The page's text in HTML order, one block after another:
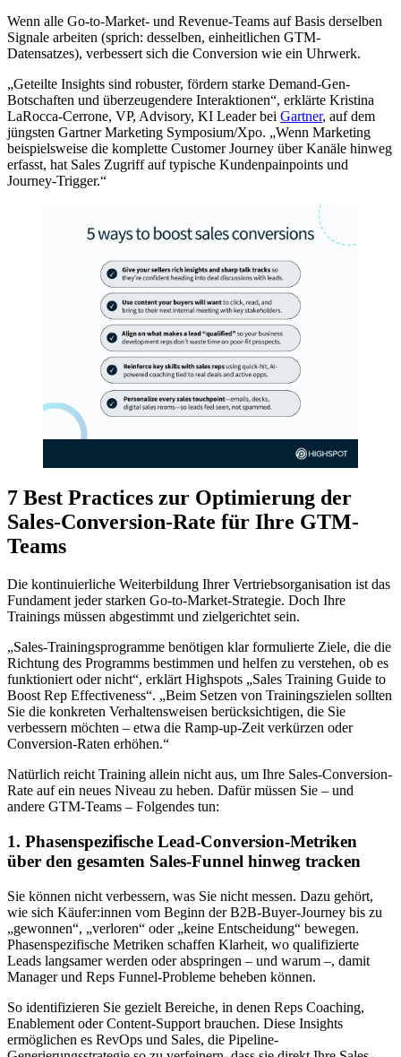
Wenn alle Go-to-Market- und Revenue-Teams auf Basis derselben
Signale arbeiten (sprich: desselben, einheitlichen GTM-
Datensatzes), verbessert sich die Conversion wie ein Uhrwerk.
„Geteilte Insights sind robuster, fördern starke Demand-Gen-
Botschaften und überzeugendere Interaktionen“, erklärte Kristina
LaRocca-Cerrone, VP, Advisory, KI Leader bei Gartner, auf dem
jüngsten Gartner Marketing Symposium/Xpo. „Wenn Marketing
beispielsweise die komplette Customer Journey über Kanäle hinweg
erfasst, hat Sales Zugriff auf typische Kundenpainpoints und
Journey-Trigger.“
7 Best Practices zur Optimierung der
Sales-Conversion-Rate für Ihre GTM-
Teams
Die kontinuierliche Weiterbildung Ihrer Vertriebsorganisation ist das
Fundament jeder starken Go-to-Market-Strategie. Doch Ihre
Trainings müssen abgestimmt und zielgerichtet sein.
„Sales-Trainingsprogramme benötigen klar formulierte Ziele, die die
Richtung des Programms bestimmen und helfen zu verstehen, ob es
funktioniert oder nicht“, erklärt Highspots „Sales Training Guide to
Boost Rep Effectiveness“. „Beim Setzen von Trainingszielen sollten
Sie die konkreten Verhaltensweisen berücksichtigen, die Sie
verbessern möchten – etwa die Ramp-up-Zeit verkürzen oder
Conversion-Raten erhöhen.“
Natürlich reicht Training allein nicht aus, um Ihre Sales-Conversion-
Rate auf ein neues Niveau zu heben. Dafür müssen Sie – und
andere GTM-Teams – Folgendes tun:
1. Phasenspezifische Lead-Conversion-Metriken
über den gesamten Sales-Funnel hinweg tracken
Sie können nicht verbessern, was Sie nicht messen. Dazu gehört,
wie sich Käufer:innen vom Beginn der B2B-Buyer-Journey bis zu
„gewonnen“, „verloren“ oder „keine Entscheidung“ bewegen.
Phasenspezifische Metriken schaffen Klarheit, wo qualifizierte
Leads langsamer werden oder abspringen – und warum –, damit
Manager und Reps Funnel-Probleme beheben können.
So identifizieren Sie gezielt Bereiche, in denen Reps Coaching,
Enablement oder Content-Support brauchen. Diese Insights
ermöglichen es RevOps und Sales, die Pipeline-